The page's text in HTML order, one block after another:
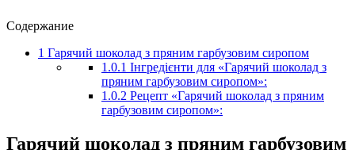
Содержание
1 Гарячий шоколад з пряним гарбузовим сиропом
1.0.1 Інгредієнти для «Гарячий шоколад з
пряним гарбузовим сиропом»:
1.0.2 Рецепт «Гарячий шоколад з пряним
гарбузовим сиропом»:
Гарячий шоколад з пряним гарбузовим